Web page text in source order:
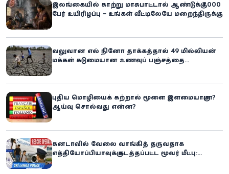
இலங்கையில் காற்று மாசுபாட்டால் ஆண்டுக்கு 7,000
பேர் உயிரிழப்பு – உங்கள் வீட்டிலேயே மறைந்திருக்கும்
வலுவான எல் நினோ தாக்கத்தால் 49 மில்லியன்
மக்கள் கடுமையான உணவுப் பஞ்சத்தை
புதிய மொழியைக் கற்றால் மூளை இளமையாகுமா?
ஆய்வு சொல்வது என்ன?
கனடாவில் வேலை வாங்கித் தருவதாக
எத்தியோப்பியாவுக்கு கடத்தப்பட்ட மூவர் மீட்பு: